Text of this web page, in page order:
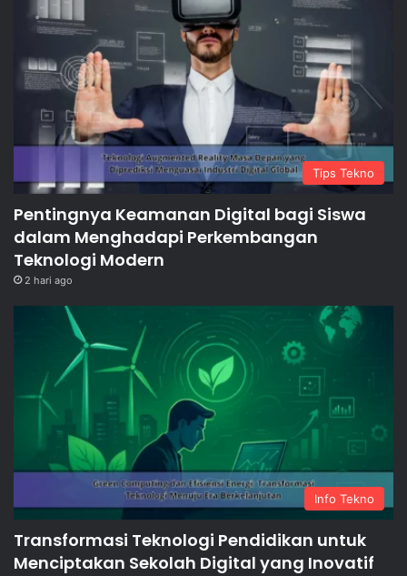
Tips Tekno
Pentingnya Keamanan Digital bagi Siswa
dalam Menghadapi Perkembangan
Teknologi Modern
2 hari ago
Info Tekno
Transformasi Teknologi Pendidikan untuk
Menciptakan Sekolah Digital yang Inovatif